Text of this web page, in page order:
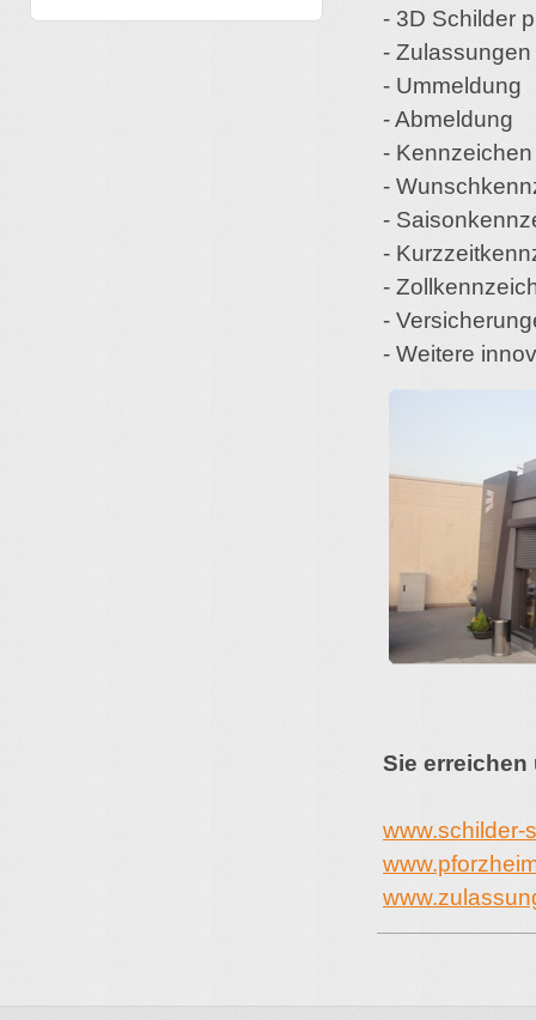
- 3D Schilder
- Zulassungen
- Ummeldung
- Abmeldung
- Kennzeichen
-
-
-
-
-
- Weitere
Sie
www.schilder-